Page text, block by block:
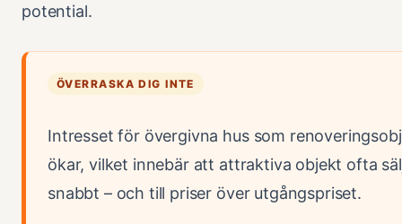
potential.
ÖVERRASKA DIG INTE
Intresset för övergivna hus som
ökar, vilket innebär att attraktiva objekt ofta
snabbt – och till priser över utgångspriset.